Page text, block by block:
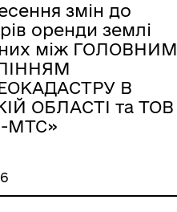
змін до
оренди землі
між ГОЛОВНИМ
В
ОБЛАСТІ та ТОВ
МТС»